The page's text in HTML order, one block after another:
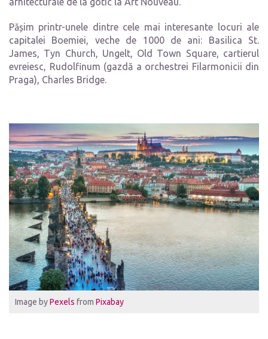
Pășim printr-unele dintre cele mai interesante locuri ale
capitalei Boemiei, veche de 1000 de ani: Basilica St.
James, Tyn Church, Ungelt, Old Town Square, cartierul
evreiesc, Rudolfinum (gazdă a orchestrei Filarmonicii din
Praga), Charles Bridge.
Image byPexels from Pixabay